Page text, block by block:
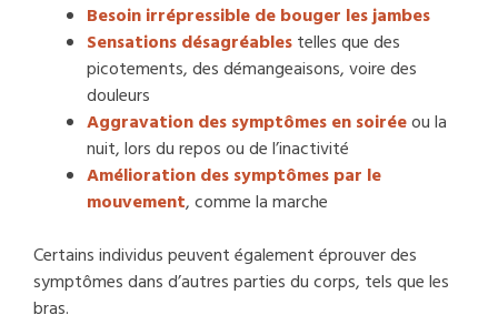
Besoin irrépressible de bouger les jambes
Sensations désagréablestelles que des
picotements, des démangeaisons, voire des
douleurs
Aggravation des symptômes en soiréeou la
nuit, lors du repos ou de l’inactivité
Amélioration des symptômes par le
mouvement, comme la marche
Certains individus peuvent également éprouver des
symptômes dans d’autres parties du corps, tels que les
bras.